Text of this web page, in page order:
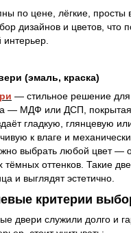
по цене, лёгкие, просты
дизайнов и цветов, что
(эмаль, краска)
— стильное решение
— МДФ или ДСП,
гладкую, глянцевую
к влаге и
выбрать любой цвет —
тёмных оттенков. Такие
и выглядят эстетично.
критерии
двери служили долго и